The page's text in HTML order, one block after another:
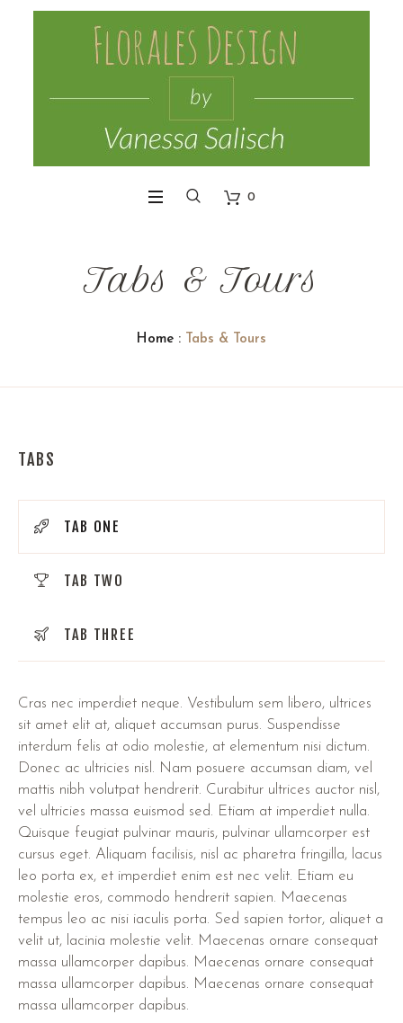
0
Tabs & Tours
Home : Tabs & Tours
TABS
TAB ONE
TAB TWO
TAB THREE
Cras nec imperdiet neque. Vestibulum sem libero, ultrices
sit amet elit at, aliquet accumsan purus. Suspendisse
interdum felis at odio molestie, at elementum nisi dictum.
Donec ac ultricies nisl. Nam posuere accumsan diam, vel
mattis nibh volutpat hendrerit. Curabitur ultrices auctor nisl,
vel ultricies massa euismod sed. Etiam at imperdiet nulla.
Quisque feugiat pulvinar mauris, pulvinar ullamcorper est
cursus eget. Aliquam facilisis, nisl ac pharetra fringilla, lacus
leo porta ex, et imperdiet enim est nec velit. Etiam eu
molestie eros, commodo hendrerit sapien. Maecenas
tempus leo ac nisi iaculis porta. Sed sapien tortor, aliquet a
velit ut, lacinia molestie velit. Maecenas ornare consequat
massa ullamcorper dapibus. Maecenas ornare consequat
massa ullamcorper dapibus. Maecenas ornare consequat
massa ullamcorper dapibus.